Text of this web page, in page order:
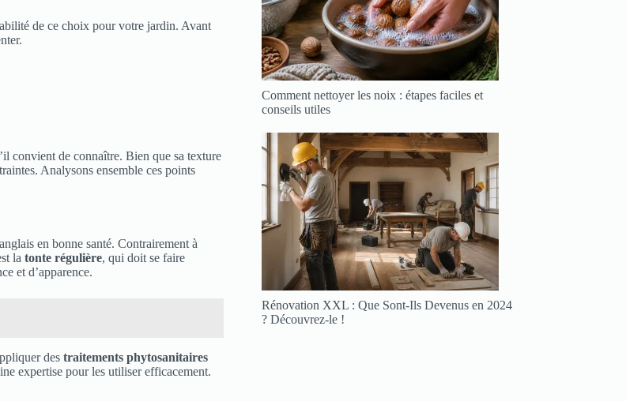
de ce choix pour votre jardin. Avant
convient de connaître. Bien que sa texture
Analysons ensemble ces points
en bonne santé. Contrairement à
la tonte régulière, qui doit se faire
et d’apparence.
des traitements phytosanitaires
expertise pour les utiliser efficacement.
Comment nettoyer les noix : étapes faciles et
conseils utiles
Rénovation XXL : Que Sont-Ils Devenus en 2024
? Découvrez-le !